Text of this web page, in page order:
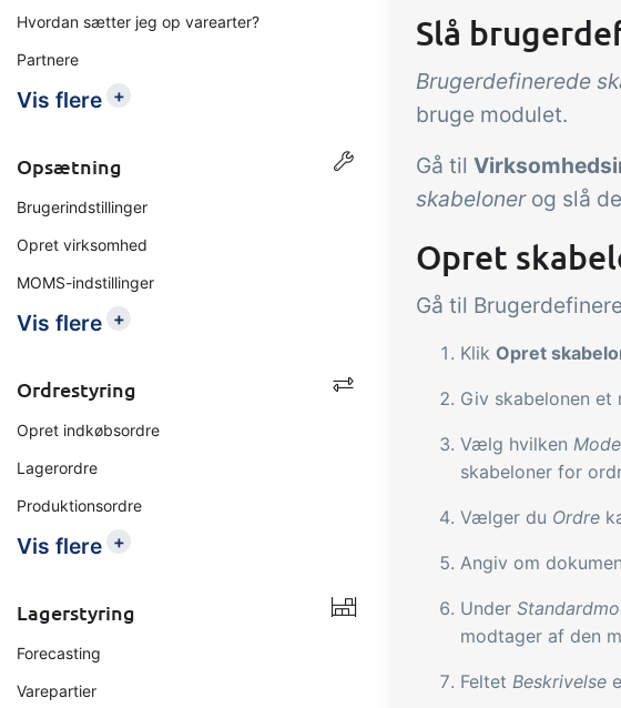
Hvordan sætter jeg op varearter?
Partnere
Vis flere +
Opsætning
Brugerindstillinger
Opret virksomhed
MOMS-indstillinger
Vis flere +
Ordrestyring
Opret indkøbsordre
Lagerordre
Produktionsordre
Vis flere +
Lagerstyring
Forecasting
Varepartier
Slå
Brugerdefinerede
bruge modulet.
Gå til
skabelonerog slå
Opret
Gå til
Klik Opret
Giv skabelonen
Vælg hvilken
skabeloner for
Vælger du Ordre
Angiv om
Under
modtager af den
Feltet Beskrivelse